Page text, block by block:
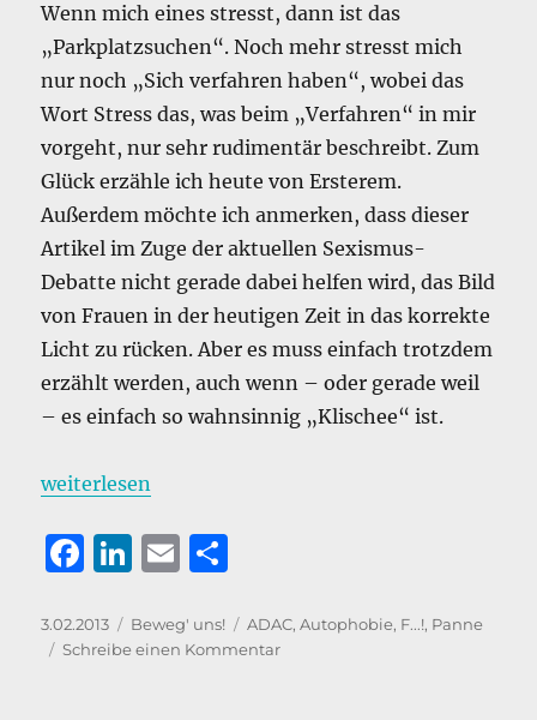
Wenn mich eines stresst, dann ist das
„Parkplatzsuchen“. Noch mehr stresst mich
nur noch „Sich verfahren haben“, wobei das
Wort Stress das, was beim „Verfahren“ in mir
vorgeht, nur sehr rudimentär beschreibt. Zum
Glück erzähle ich heute von Ersterem.
Außerdem möchte ich anmerken, dass dieser
Artikel im Zuge der aktuellen Sexismus-
Debatte nicht gerade dabei helfen wird, das Bild
von Frauen in der heutigen Zeit in das korrekte
Licht zu rücken. Aber es muss einfach trotzdem
erzählt werden, auch wenn – oder gerade weil
– es einfach so wahnsinnig „Klischee“ ist.
„Das klappt ja toll mit dem ADAC …“
weiterlesen
F
c
e
Li
k
e
E
ai
l
le
n
Veröffentlicht
am
3.02.2013 Kategorien
Beweg' uns! Schlagwörter
ADAC,Autophobie, F...!, Panne
Schreibe einen Kommentarzu